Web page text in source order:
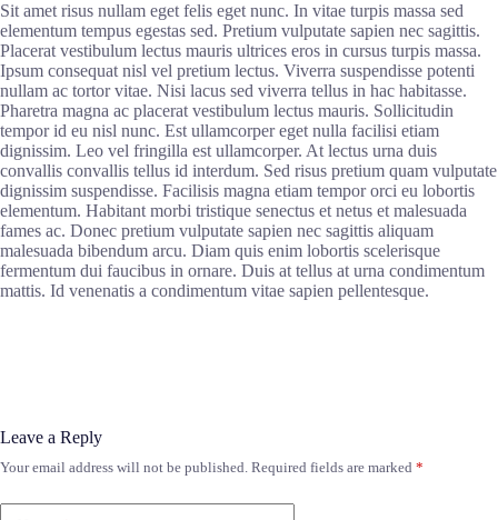
Sit amet risus nullam eget felis eget nunc. In vitae turpis massa sed
elementum tempus egestas sed. Pretium vulputate sapien nec sagittis.
Placerat vestibulum lectus mauris ultrices eros in cursus turpis massa.
Ipsum consequat nisl vel pretium lectus. Viverra suspendisse potenti
nullam ac tortor vitae. Nisi lacus sed viverra tellus in hac habitasse.
Pharetra magna ac placerat vestibulum lectus mauris. Sollicitudin
tempor id eu nisl nunc. Est ullamcorper eget nulla facilisi etiam
dignissim. Leo vel fringilla est ullamcorper. At lectus urna duis
convallis convallis tellus id interdum. Sed risus pretium quam vulputate
dignissim suspendisse. Facilisis magna etiam tempor orci eu lobortis
elementum. Habitant morbi tristique senectus et netus et malesuada
fames ac. Donec pretium vulputate sapien nec sagittis aliquam
malesuada bibendum arcu. Diam quis enim lobortis scelerisque
fermentum dui faucibus in ornare. Duis at tellus at urna condimentum
mattis. Id venenatis a condimentum vitae sapien pellentesque.
Leave a Reply
Your email address will not be published. Required fields are marked *